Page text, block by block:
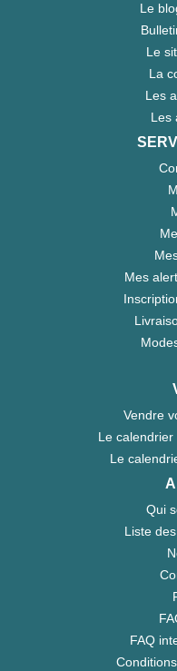
Le
Le
La
Les
Les
Mes
Vendre
Le
Le
Qui
Liste
FAQ